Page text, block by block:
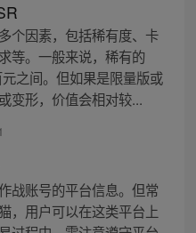
个因素，包括稀有度、卡
等。一般来说，稀有的
之间。但如果是限量版或
变形，价值会相对较...
战账号的平台信息。但常
，用户可以在这类平台上